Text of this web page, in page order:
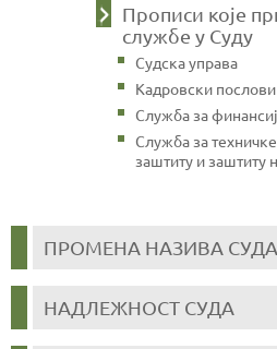
Прописи које
службе у Суду
Судска управа
Кадровски послови
Служба за
Служба за
заштиту и заштиту
ПРОМЕНА НАЗИВА СУДА
НАДЛЕЖНОСТ СУДА